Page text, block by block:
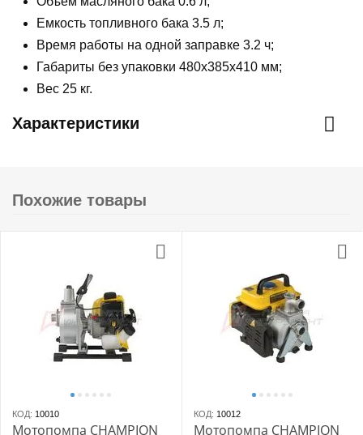
Емкость топливного бака 3.5 л;
Время работы на одной заправке 3.2 ч;
Габариты без упаковки 480х385х410 мм;
Вес 25 кг.
Характеристики
Похожие товары
КОД: 10010
Мотопомпа CHAMPION
КОД: 10012
Мотопомпа CHAMPION